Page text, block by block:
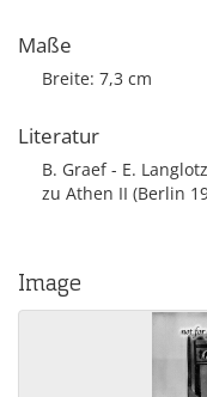
Maße
Breite: 7,3 cm
Literatur
B. Graef - E.
zu Athen II (Berlin
Image